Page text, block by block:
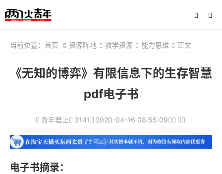
当前位置： 首页 资源阵地 教学资源 能力思维 正文
《无知的博弈》有限信息下的生存智慧
pdf电子书
青年君上 3141 2020-04-16 08:55:09
电子书摘录：